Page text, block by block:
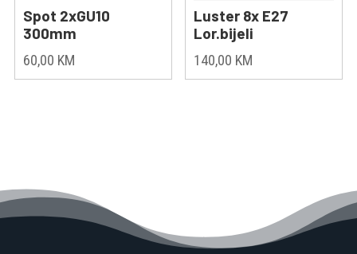
Spot 2xGU10
300mm
60,00 KM
Luster 8x E27
Lor.bijeli
140,00 KM